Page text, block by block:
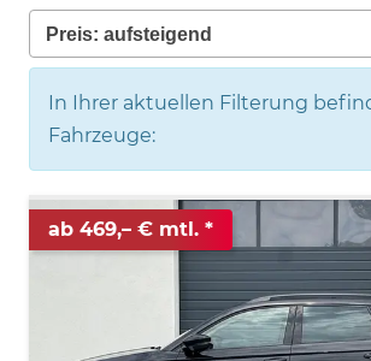
In Ihrer aktuellen Filterung
Fahrzeuge:
ab 469,– € mtl.